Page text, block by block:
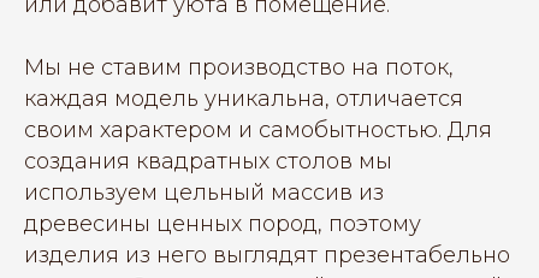
Мы не ставим производство на поток,
каждая модель уникальна, отличается
своим характером и самобытностью. Для
создания квадратных столов мы
используем цельный массив из
древесины ценных пород, поэтому
изделия из него выглядят презентабельно